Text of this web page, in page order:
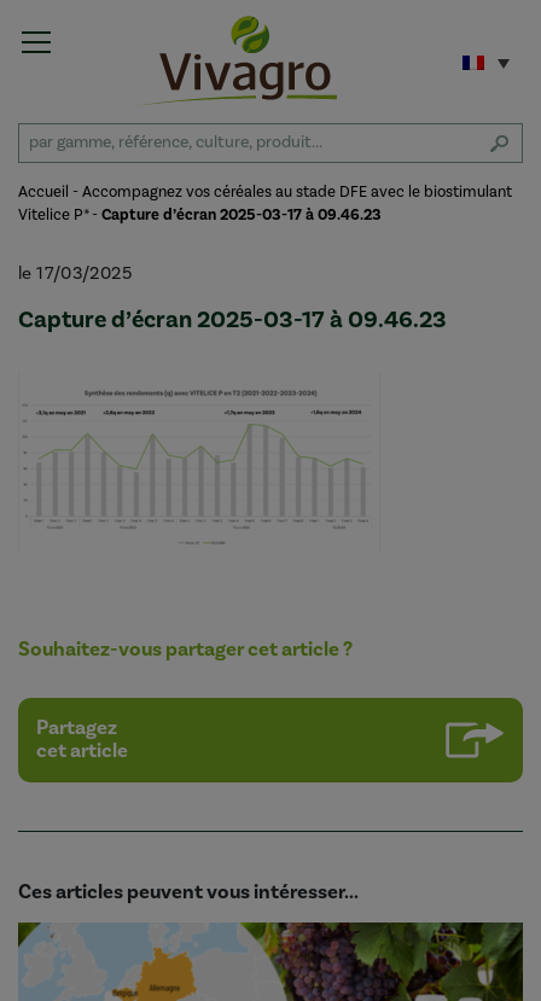
Accueil -Accompagnez vos céréales au stade DFE avec le biostimulant
Vitelice P*-Capture d’écran 2025-03-17 à 09.46.23
le 17/03/2025
Capture d’écran 2025-03-17 à 09.46.23
Souhaitez-vous partager cet article ?
Partagez
cet article
Ces articles peuvent vous intéresser...